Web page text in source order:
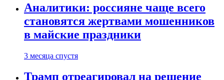
Аналитики: россияне чаще всего
становятся жертвами мошенников
в майские праздники
3 месяца спустя
Трамп отреагировал на решение